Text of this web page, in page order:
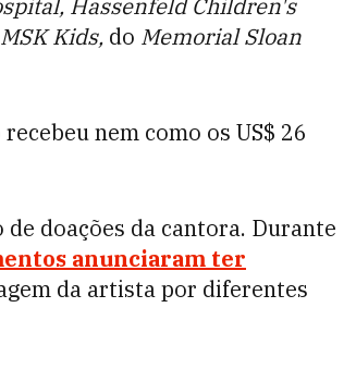
Hassenfeld Children's
MSK Kids, do Memorial Sloan
nem como os US$ 26
doações da cantora. Durante
anunciaram ter
da artista por diferentes